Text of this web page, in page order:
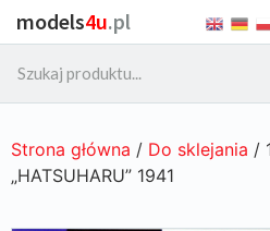
models4u.pl
Strona główna / Do sklejania /
„HATSUHARU” 1941